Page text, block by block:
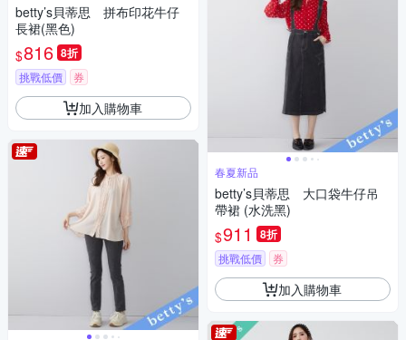
betty’s貝蒂思 拼布印花牛仔
長裙(黑色)
$816 8折
挑戰低價 券
加入購物車
春夏新品
betty’s貝蒂思 大口袋牛仔吊
帶裙 (水洗黑)
$911 8折
挑戰低價 券
加入購物車